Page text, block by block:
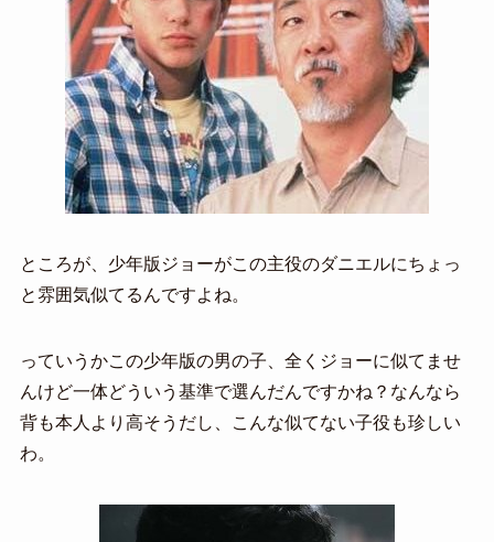
ところが、少年版ジョーがこの主役のダニエルにちょっ
と雰囲気似てるんですよね。
っていうかこの少年版の男の子、全くジョーに似てませ
んけど一体どういう基準で選んだんですかね？なんなら
背も本人より高そうだし、こんな似てない子役も珍しい
わ。